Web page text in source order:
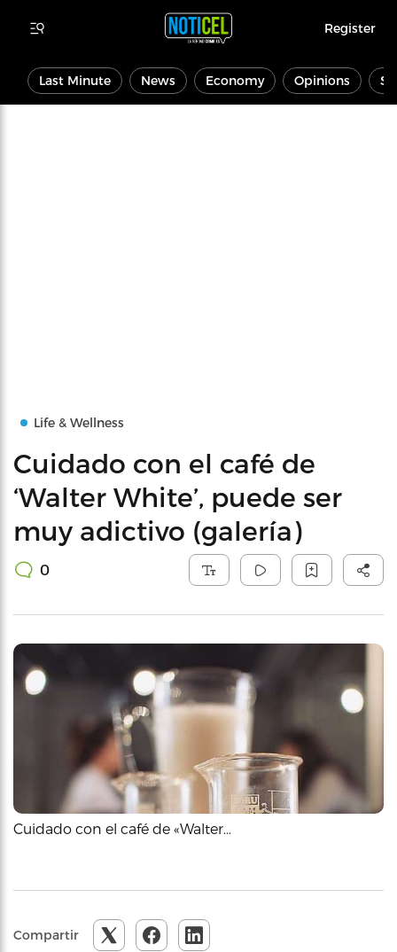
Register
Last Minute News Economy Opinions
Life & Wellness
Cuidado con el café de
‘Walter White’, puede ser
muy adictivo (galería)
0
Cuidado con el café de «Walter…
Compartir